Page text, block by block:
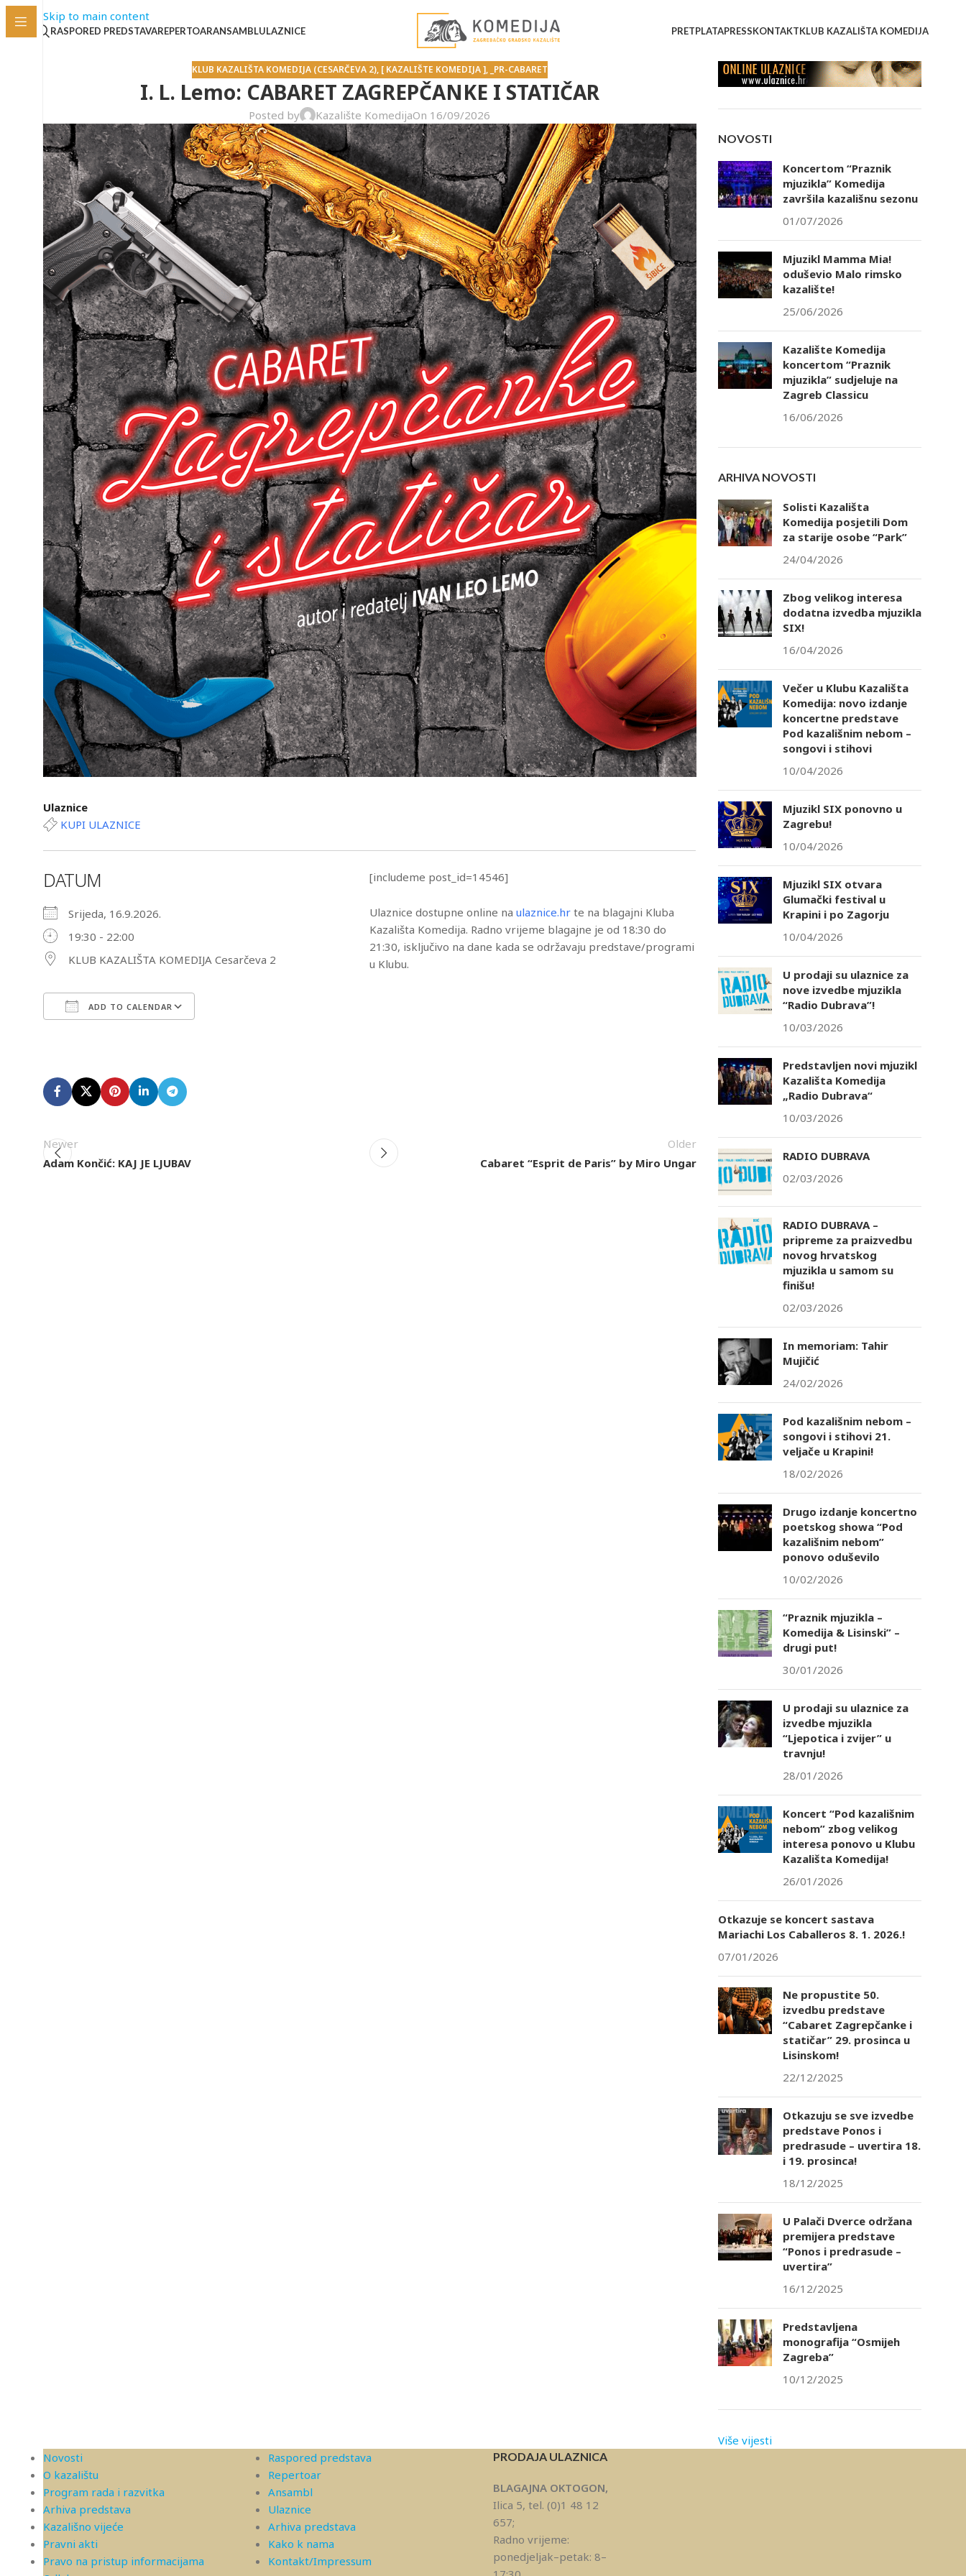
Skip to main content
RASPORED PREDSTAVAREPERTOARANSAMBLULAZNICE PRETPLATAPRESSKONTAKTKLUB KAZALIŠTA KOMEDIJA
KLUB KAZALIŠTA KOMEDIJA (CESARČEVA 2), [ KAZALIŠTE KOMEDIJA ], _PR-CABARET
I. L. Lemo: CABARET ZAGREPČANKE I STATIČAR
Posted by Kazalište KomedijaOn 16/09/2026
Ulaznice
KUPI ULAZNICE
DATUM
Srijeda, 16.9.2026.
19:30 - 22:00
KLUB KAZALIŠTA KOMEDIJA Cesarčeva 2
ADD TO CALENDAR
[includeme post_id=14546]
Ulaznice dostupne online naulaznice.hr te na blagajni Kluba
Kazališta Komedija. Radno vrijeme blagajne je od 18:30 do
21:30, isključivo na dane kada se održavaju predstave/programi
u Klubu.
Newer
Adam Končić: KAJ JE LJUBAV
Older
Cabaret “Esprit de Paris” by Miro Ungar
NOVOSTI
Koncertom “Praznik
mjuzikla” Komedija
završila kazališnu sezonu
01/07/2026
Mjuzikl Mamma Mia!
oduševio Malo rimsko
kazalište!
25/06/2026
Kazalište Komedija
koncertom “Praznik
mjuzikla” sudjeluje na
Zagreb Classicu
16/06/2026
ARHIVA NOVOSTI
Solisti Kazališta
Komedija posjetili Dom
za starije osobe “Park”
24/04/2026
Zbog velikog interesa
dodatna izvedba mjuzikla
SIX!
16/04/2026
Večer u Klubu Kazališta
Komedija: novo izdanje
koncertne predstave
Pod kazališnim nebom –
songovi i stihovi
10/04/2026
Mjuzikl SIX ponovno u
Zagrebu!
10/04/2026
Mjuzikl SIX otvara
Glumački festival u
Krapini i po Zagorju
10/04/2026
U prodaji su ulaznice za
nove izvedbe mjuzikla
“Radio Dubrava”!
10/03/2026
Predstavljen novi mjuzikl
Kazališta Komedija
„Radio Dubrava“
10/03/2026
RADIO DUBRAVA
02/03/2026
RADIO DUBRAVA –
pripreme za praizvedbu
novog hrvatskog
mjuzikla u samom su
finišu!
02/03/2026
In memoriam: Tahir
Mujičić
24/02/2026
Pod kazališnim nebom –
songovi i stihovi 21.
veljače u Krapini!
18/02/2026
Drugo izdanje koncertno
poetskog showa “Pod
kazališnim nebom”
ponovo oduševilo
10/02/2026
“Praznik mjuzikla –
Komedija & Lisinski” –
drugi put!
30/01/2026
U prodaji su ulaznice za
izvedbe mjuzikla
“Ljepotica i zvijer” u
travnju!
28/01/2026
Koncert “Pod kazališnim
nebom” zbog velikog
interesa ponovo u Klubu
Kazališta Komedija!
26/01/2026
Otkazuje se koncert sastava
Mariachi Los Caballeros 8. 1. 2026.!
07/01/2026
Ne propustite 50.
izvedbu predstave
“Cabaret Zagrepčanke i
statičar” 29. prosinca u
Lisinskom!
22/12/2025
Otkazuju se sve izvedbe
predstave Ponos i
predrasude – uvertira 18.
i 19. prosinca!
18/12/2025
U Palači Dverce održana
premijera predstave
“Ponos i predrasude –
uvertira”
16/12/2025
Predstavljena
monografija “Osmijeh
Zagreba”
10/12/2025
Više vijesti
Novosti
O kazalištu
Program rada i razvitka
Arhiva predstava
Kazališno vijeće
Pravni akti
Pravo na pristup informacijama
Raspored predstava
Repertoar
Ansambl
Ulaznice
Arhiva predstava
Kako k nama
Kontakt/Impressum
PRODAJA ULAZNICA
BLAGAJNA OKTOGON,
Ilica 5, tel. (0)1 48 12
657;
Radno vrijeme:
ponedjeljak–petak: 8–